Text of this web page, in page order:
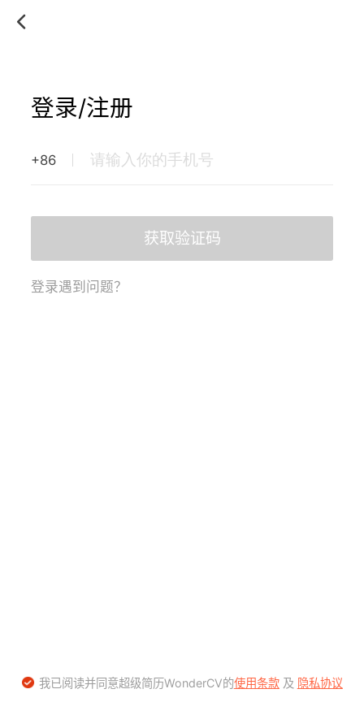
登录/注册
+86
获取验证码
登录遇到问题？
我已阅读并同意超级简历WonderCV的使用条款及 隐私协议